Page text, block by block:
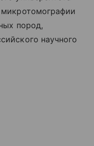
пород,
научного